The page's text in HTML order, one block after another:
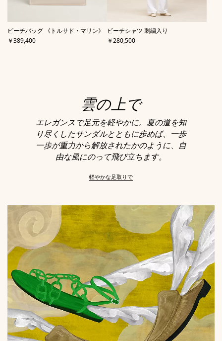
ビーチバッグ 《トルサド・マリン》
,
価格
￥389,400
ビーチシャツ 刺繍入り
,
価格
￥280,500
雲の上で
エレガンスで足元を軽やかに。夏の道を知
り尽くしたサンダルとともに歩めば、一歩
一歩が重力から解放されたかのように、自
由な風にのって飛び立ちます。
軽やかな足取りで